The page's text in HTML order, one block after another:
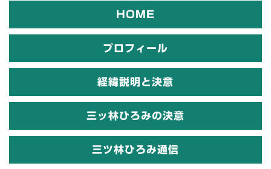
HOME
プロフィール
経緯説明と決意
三ッ林ひろみの決意
三ツ林ひろみ通信